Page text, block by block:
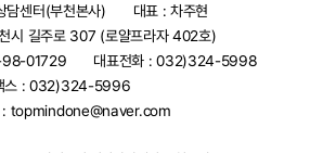
담센터(부천본사)
대표 : 차주현
시 길주로 307 (로얄프라자 402호)
98-01729
대표전화 :032)324-5998
스 : 032)324-5996
topmindone@naver.com